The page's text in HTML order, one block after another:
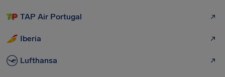
TAP Air Portugal
Iberia
Lufthansa